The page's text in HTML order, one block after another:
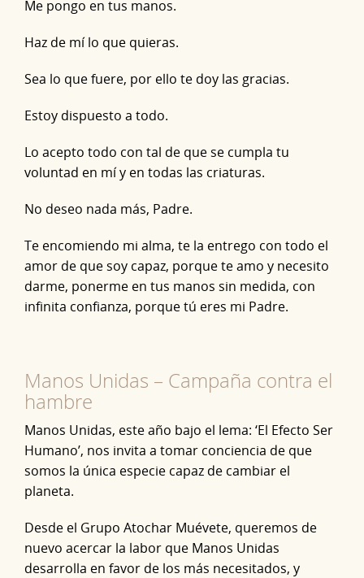
Me pongo en tus manos.
Haz de mí lo que quieras.
Sea lo que fuere, por ello te doy las gracias.
Estoy dispuesto a todo.
Lo acepto todo con tal de que se cumpla tu
voluntad en mí y en todas las criaturas.
No deseo nada más, Padre.
Te encomiendo mi alma, te la entrego con todo el
amor de que soy capaz, porque te amo y necesito
darme, ponerme en tus manos sin medida, con
infinita confianza, porque tú eres mi Padre.
Manos Unidas – Campaña contra el
hambre
Manos Unidas, este año bajo el lema: ‘El Efecto Ser
Humano’, nos invita a tomar conciencia de que
somos la única especie capaz de cambiar el
planeta.
Desde el Grupo Atochar Muévete, queremos de
nuevo acercar la labor que Manos Unidas
desarrolla en favor de los más necesitados, y